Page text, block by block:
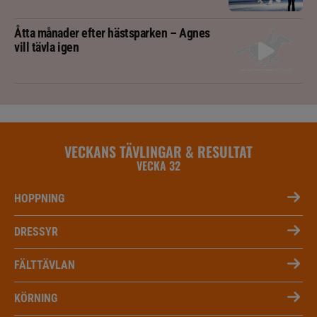
Åtta månader efter hästsparken – Agnes
vill tävla igen
VECKANS TÄVLINGAR & RESULTAT
VECKA 32
HOPPNING
DRESSYR
FÄLTTÄVLAN
KÖRNING